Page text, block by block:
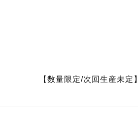
【数量限定/次回生産未